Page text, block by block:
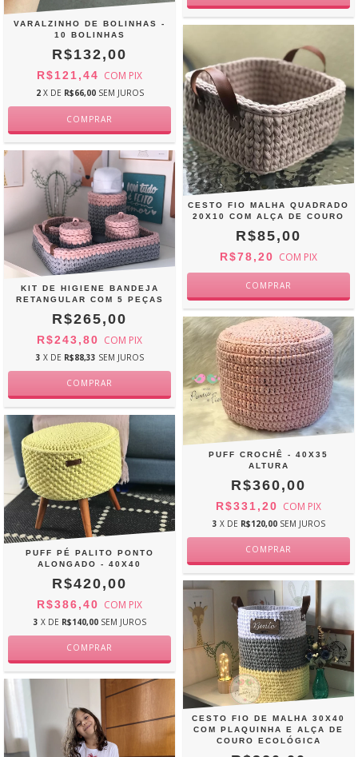
VARALZINHO DE BOLINHAS -
10 BOLINHAS
R$132,00
R$121,44 COM PIX
2 X DE R$66,00 SEM JUROS
KIT DE HIGIENE BANDEJA
RETANGULAR COM 5 PEÇAS
R$265,00
R$243,80 COM PIX
3 X DE R$88,33 SEM JUROS
CESTO FIO MALHA QUADRADO
20X10 COM ALÇA DE COURO
R$85,00
R$78,20 COM PIX
PUFF PÉ PALITO PONTO
ALONGADO - 40X40
R$420,00
R$386,40 COM PIX
3 X DE R$140,00 SEM JUROS
PUFF CROCHÊ - 40X35
ALTURA
R$360,00
R$331,20 COM PIX
3 X DE R$120,00 SEM JUROS
CESTO FIO DE MALHA 30X40
COM PLAQUINHA E ALÇA DE
COURO ECOLÓGICA